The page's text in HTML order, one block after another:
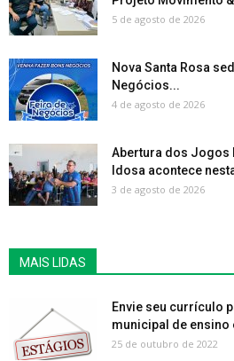
5 de agosto de 2026
Nova Santa Rosa
Negócios...
4 de agosto de 2026
Abertura dos Jogos
Idosa acontece
3 de agosto de 2026
MAIS LIDAS
Envie seu currículo
municipal de ensino
25 de outubro de 2022